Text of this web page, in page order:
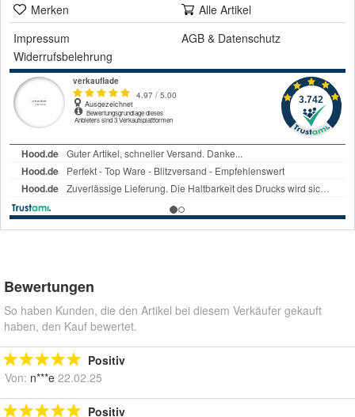
Merken
Alle Artikel
Impressum
AGB & Datenschutz
Widerrufsbelehrung
Bewertungen
So haben Kunden, die den Artikel bei diesem Verkäufer gekauft
haben, den Kauf bewertet.
Positiv
Von: n***e 22.02.25
Positiv